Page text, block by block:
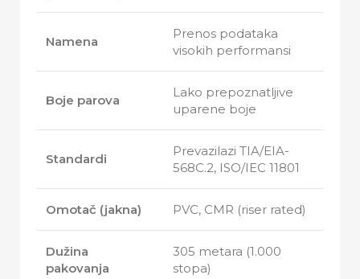
Namena
Prenos podataka
visokih performansi
Boje parova
Lako prepoznatljive
uparene boje
Standardi
Prevazilazi TIA/EIA-
568C.2, ISO/IEC 11801
Omotač (jakna) PVC, CMR (riser rated)
Dužina
pakovanja
305 metara (1.000
stopa)